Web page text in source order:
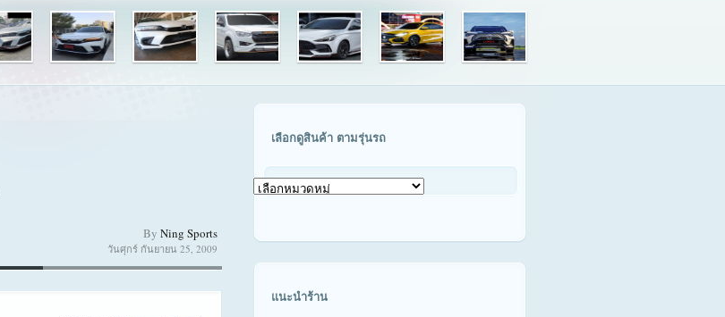
By Ning Sports
วันศุกร์ กันยายน 25, 2009
เลือกดูสินค้า ตามรุ่นรถ
เลือก
รถ
แนะนำร้าน